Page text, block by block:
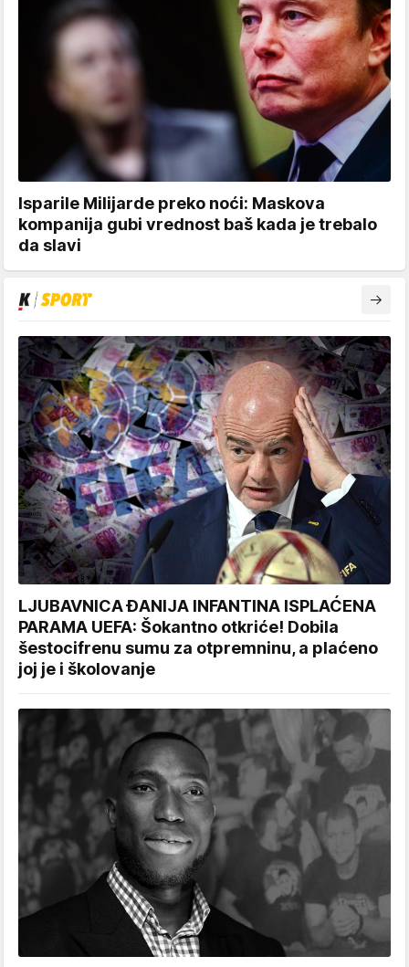
Isparile Milijarde preko noći: Maskova
kompanija gubi vrednost baš kada je trebalo
da slavi
LJUBAVNICA ĐANIJA INFANTINA ISPLAĆENA
PARAMA UEFA: Šokantno otkriće! Dobila
šestocifrenu sumu za otpremninu, a plaćeno
joj je i školovanje